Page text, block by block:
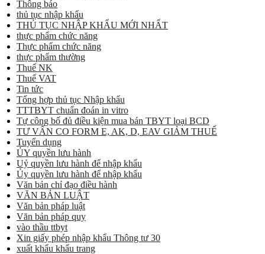
Thông báo
thủ tục nhập khẩu
THỦ TỤC NHẬP KHẨU MỚI NHẤT
thực phẩm chức năng
Thực phẩm chức năng
thực phẩm thường
Thuế NK
Thuế VAT
Tin tức
Tổng hợp thủ tục Nhập khẩu
TTTBYT chuẩn đoán in vitro
Tự công bố đủ điều kiện mua bán TBYT loại BCD
TƯ VẤN CO FORM E, AK, D, EAV GIẢM THUẾ
Tuyển dụng
ỦY quyền lưu hành
Uỷ quyền lưu hành để nhập khẩu
Ủy quyền lưu hành để nhập khẩu
Văn bản chỉ đạo điều hành
VĂN BẢN LUẬT
Văn bản pháp luật
Văn bản pháp quy
vào thầu ttbyt
Xin giấy phép nhập khẩu Thông tư 30
xuất khẩu khẩu trang